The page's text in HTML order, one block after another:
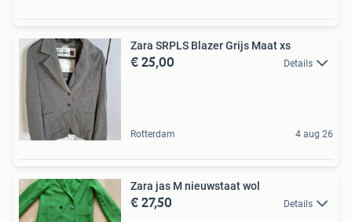
Zara SRPLS Blazer Grijs Maat xs
€ 25,00 Details
Rotterdam 4 aug 26
Zara jas M nieuwstaat wol
€ 27,50 Details